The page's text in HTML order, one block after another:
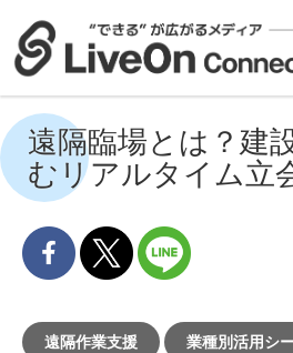
遠隔臨場とは？建
むリアルタイム立
遠隔作業支援 業種別活用シ